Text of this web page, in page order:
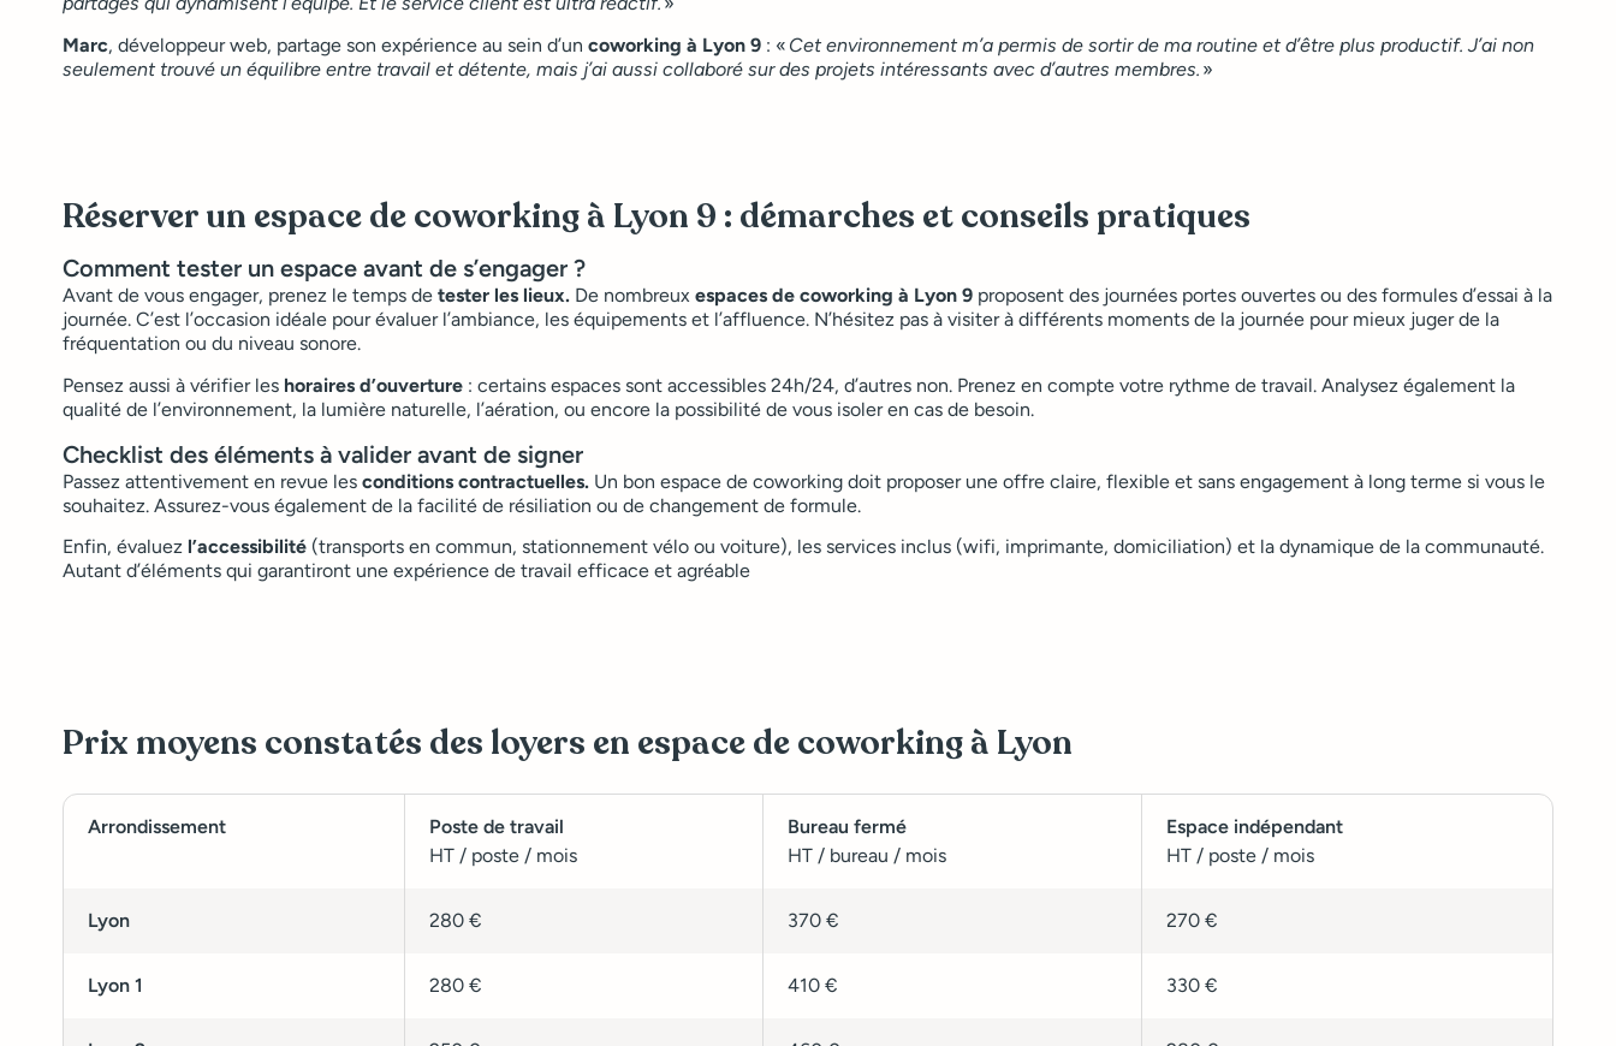
Marc, développeur web, partage son expérience au sein d’un coworking à Lyon 9 : « Cet environnement m’a permis de sortir de ma routine et d’être plus productif. J’ai non
seulement trouvé un équilibre entre travail et détente, mais j’ai aussi collaboré sur des projets intéressants avec d’autres membres. »
Réserver un espace de coworking à Lyon 9 : démarches et conseils pratiques
Comment tester un espace avant de s’engager ?
Avant de vous engager, prenez le temps de tester les lieux. De nombreux espaces de coworking à Lyon 9 proposent des journées portes ouvertes ou des formules d’essai à la
journée. C’est l’occasion idéale pour évaluer l’ambiance, les équipements et l’affluence. N’hésitez pas à visiter à différents moments de la journée pour mieux juger de la
fréquentation ou du niveau sonore.
Pensez aussi à vérifier les horaires d’ouverture : certains espaces sont accessibles 24h/24, d’autres non. Prenez en compte votre rythme de travail. Analysez également la
qualité de l’environnement, la lumière naturelle, l’aération, ou encore la possibilité de vous isoler en cas de besoin.
Checklist des éléments à valider avant de signer
Passez attentivement en revue les conditions contractuelles. Un bon espace de coworking doit proposer une offre claire, flexible et sans engagement à long terme si vous le
souhaitez. Assurez-vous également de la facilité de résiliation ou de changement de formule.
Enfin, évaluez l’accessibilité (transports en commun, stationnement vélo ou voiture), les services inclus (wifi, imprimante, domiciliation) et la dynamique de la communauté.
Autant d’éléments qui garantiront une expérience de travail efficace et agréable
Prix moyens constatés des loyers en espace de coworking à Lyon
Arrondissement
Poste de travail
HT / poste / mois
Bureau fermé
HT / bureau / mois
Espace indépendant
HT / poste / mois
Lyon 280 € 370 € 270 €
Lyon 1 280 € 410 € 330 €